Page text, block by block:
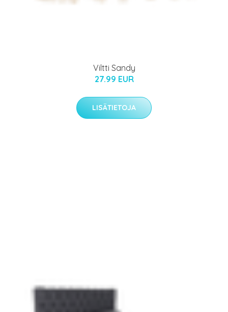
Viltti Sandy
27.99 EUR
LISÄTIETOJA